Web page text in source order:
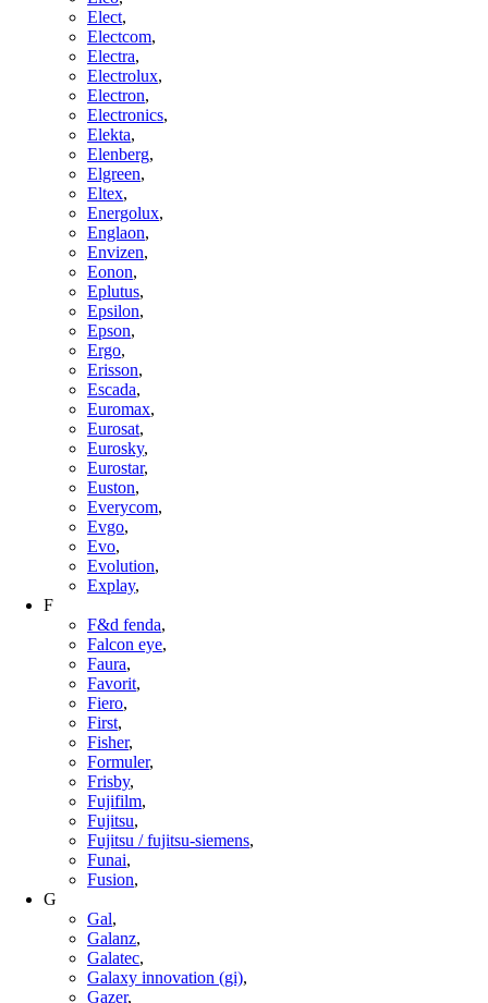
Elect,
Electcom,
Electra,
Electrolux,
Electron,
Electronics,
Elekta,
Elenberg,
Elgreen,
Eltex,
Energolux,
Englaon,
Envizen,
Eonon,
Eplutus,
Epsilon,
Epson,
Ergo,
Erisson,
Escada,
Euromax,
Eurosat,
Eurosky,
Eurostar,
Euston,
Everycom,
Evgo,
Evo,
Evolution,
Explay,
F
F&d fenda,
Falcon eye,
Faura,
Favorit,
Fiero,
First,
Fisher,
Formuler,
Frisby,
Fujifilm,
Fujitsu,
Fujitsu / fujitsu-siemens,
Funai,
Fusion,
G
Gal,
Galanz,
Galatec,
Galaxy innovation (gi),
Gazer,